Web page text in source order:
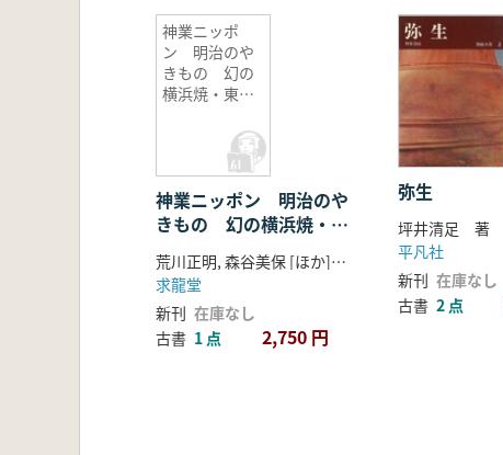
神業ニッポ
ン 明治のや
きもの 幻の
横浜焼・東京
神業ニッポン 明治のや
きもの 幻の横浜焼・東
京焼
荒川正明, 森谷美保 [ほか] 執筆
求龍堂
新刊 在庫なし
古書 1 点 2,750 円
弥生
坪井清足 著
平凡社
新刊 在庫なし
古書 2 点